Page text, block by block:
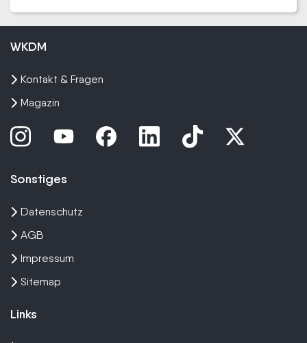
WKDM
Kontakt & Fragen
Magazin
Sonstiges
Datenschutz
AGB
Impressum
Sitemap
Links